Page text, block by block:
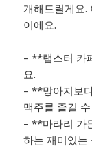
개해드릴게요.
이에요.
– **랩스터 카
요.
– **망아지보
맥주를 즐길
– **마라리 가
하는 재미있는